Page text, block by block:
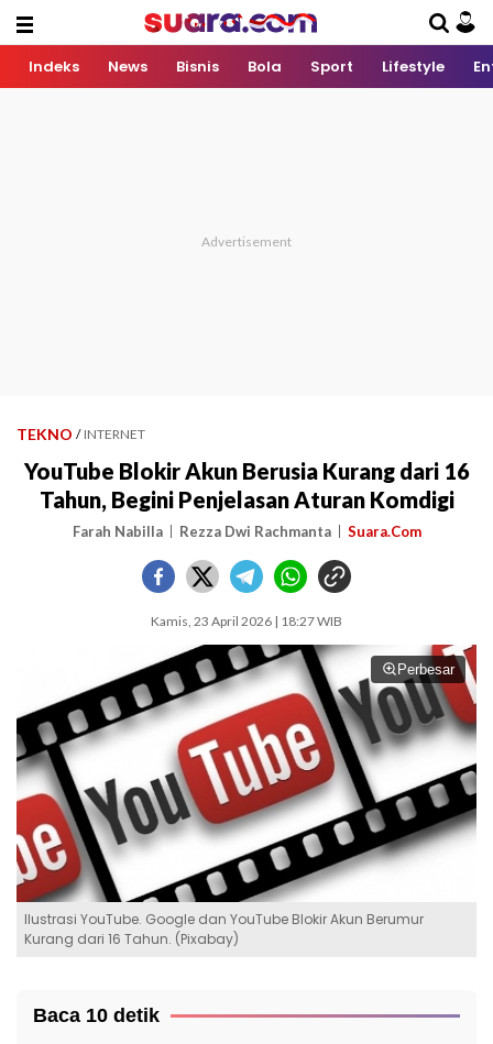
Indeks News Bisnis Bola Sport Lifestyle
TEKNO / INTERNET
YouTube Blokir Akun Berusia Kurang dari 16
Tahun, Begini Penjelasan Aturan Komdigi
Farah Nabilla Rezza Dwi Rachmanta Suara.Com
Kamis, 23 April 2026 | 18:27 WIB
Perbesar
Ilustrasi YouTube. Google dan YouTube Blokir Akun Berumur
Kurang dari 16 Tahun. (Pixabay)
Baca 10 detik